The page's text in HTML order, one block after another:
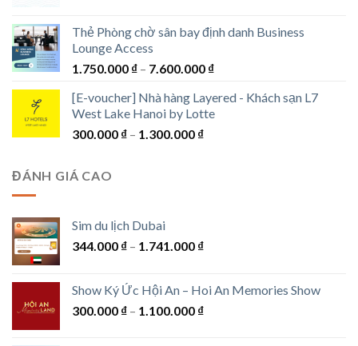
1.250.000 ₫
1.550.000 ₫
Thẻ Phòng chờ sân bay định danh Business
Lounge Access
1.750.000 ₫ – 7.600.000 ₫Khoảng
từ
1.750.000 ₫
[E-voucher] Nhà hàng Layered - Khách sạn L7
West Lake Hanoi by Lotte
300.000 ₫ – 1.300.000 ₫Khoảng
ĐÁNH GIÁ CAO
Sim du lịch Dubai
344.000 ₫ – 1.741.000 ₫Khoảng
344.000 ₫
đến
Show Ký Ức Hội An – Hoi An Memories Show
300.000 ₫ – 1.100.000 ₫Khoảng